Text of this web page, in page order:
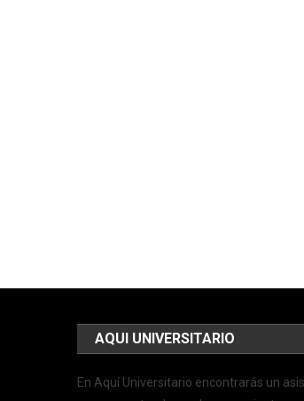
AQUI UNIVERSITARIO
En Aquí Universitario encontrarás un